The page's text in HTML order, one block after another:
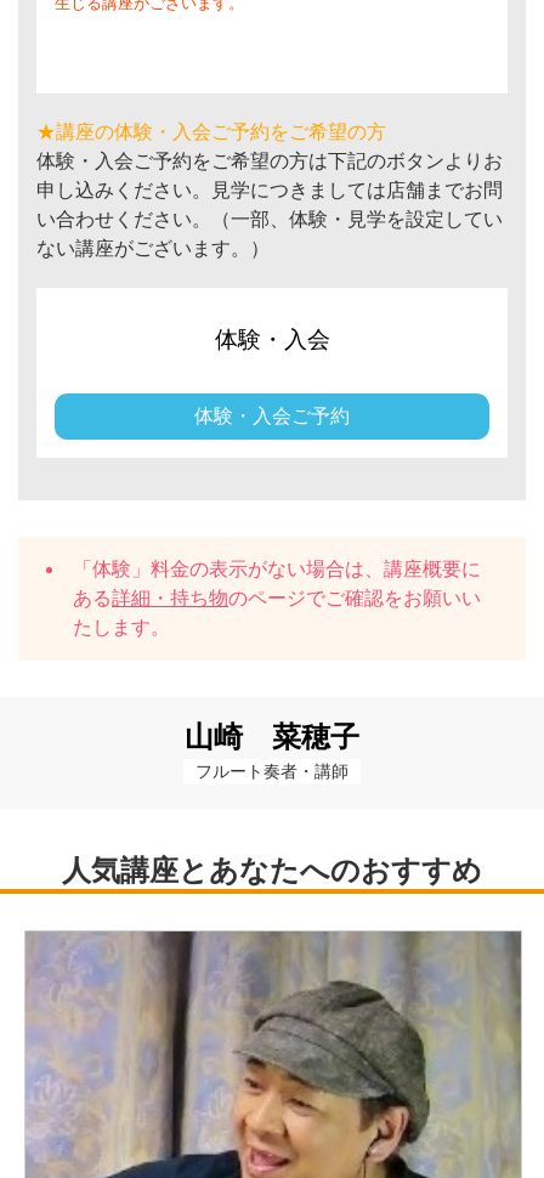
★講座の体験・入会ご予約をご希望の方
体験・入会ご予約をご希望の方は下記のボタンよりお
申し込みください。見学につきましては店舗までお問
い合わせください。（一部、体験・見学を設定してい
ない講座がございます。）
体験・入会
体験・入会ご予約
「体験」料金の表示がない場合は、講座概要に
ある詳細・持ち物のページでご確認をお願いい
たします。
山崎 菜穂子
フルート奏者・講師